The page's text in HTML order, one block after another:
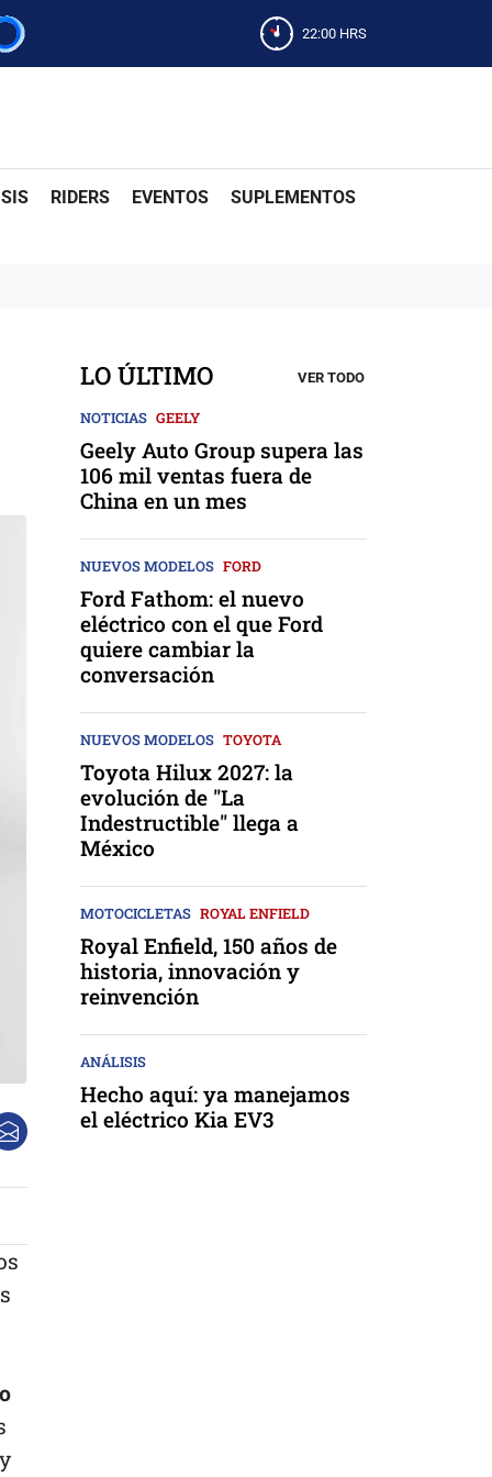
22:00 HRS
RIDERS EVENTOS SUPLEMENTOS
LO ÚLTIMO VER TODO
NOTICIAS GEELY
Geely Auto Group supera las
106 mil ventas fuera de
China en un mes
NUEVOS MODELOS FORD
Ford Fathom: el nuevo
eléctrico con el que Ford
quiere cambiar la
conversación
NUEVOS MODELOS TOYOTA
Toyota Hilux 2027: la
evolución de "La
Indestructible" llega a
México
MOTOCICLETAS ROYAL ENFIELD
Royal Enfield, 150 años de
historia, innovación y
reinvención
ANÁLISIS
Hecho aquí: ya manejamos
el eléctrico Kia EV3